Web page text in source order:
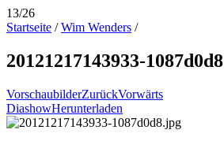
13/26
Startseite /Wim Wenders /
20121217143933-1087d0d8
VorschaubilderZurückVorwärts
DiashowHerunterladen